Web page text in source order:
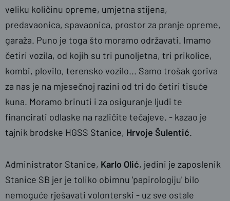
veliku količinu opreme, umjetna stijena,
predavaonica, spavaonica, prostor za pranje opreme,
garaža. Puno je toga što moramo održavati. Imamo
četiri vozila, od kojih su tri punoljetna, tri prikolice,
kombi, plovilo, terensko vozilo... Samo trošak goriva
za nas je na mjesečnoj razini od tri do četiri tisuće
kuna. Moramo brinuti i za osiguranje ljudi te
financirati odlaske na različite tečajeve. - kazao je
tajnik brodske HGSS Stanice, Hrvoje Šulentić.
Administrator Stanice, Karlo Olić, jedini je zaposlenik
Stanice SB jer je toliko obimnu 'papirologiju' bilo
nemoguće rješavati volonterski - uz sve ostale